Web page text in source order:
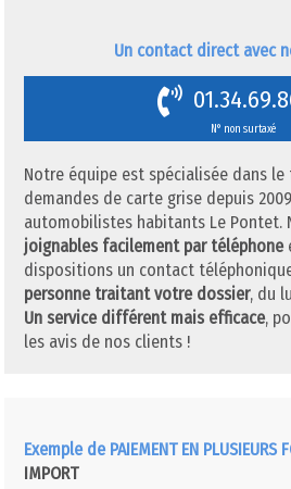
Un contact direct avec
N° non surtaxé
Notre équipe est spécialisée dans
demandes de carte grise depuis
automobilistes habitants Le Pontet.
joignables facilement par téléphone
dispositions un contact
personne traitant votre dossier, du
Un service différent mais efficace,
les avis de nos clients !
Exemple de PAIEMENT EN PLUSIEURS
IMPORT